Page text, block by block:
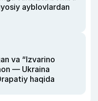
ayblovlardan
va “Izvarino
— Ukraina
haqida